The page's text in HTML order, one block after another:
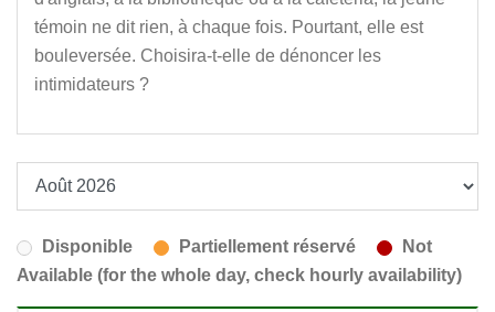
témoin ne dit rien, à chaque fois. Pourtant, elle est
bouleversée. Choisira-t-elle de dénoncer les
intimidateurs ?
Disponible Partiellement réservé
Not
Available (for the whole day, check hourly availability)